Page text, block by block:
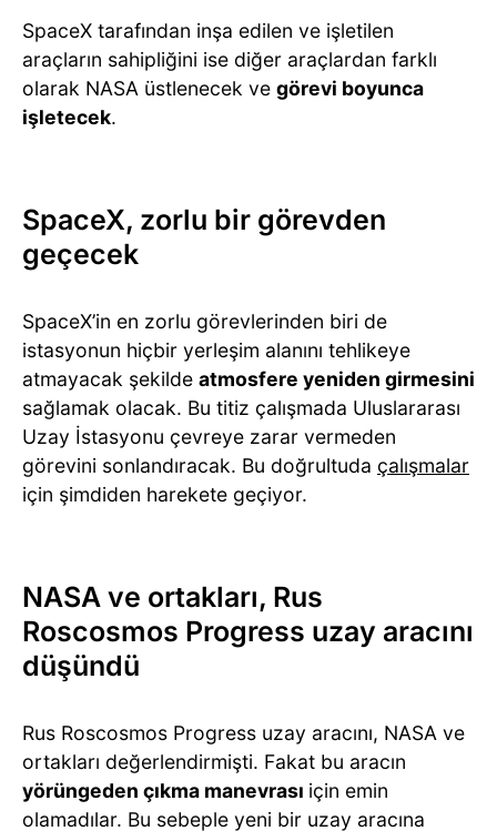
SpaceX tarafından inşa edilen ve işletilen
araçların sahipliğini ise diğer araçlardan farklı
olarak NASA üstlenecek ve görevi boyunca
işletecek.
SpaceX, zorlu bir görevden
geçecek
SpaceX’in en zorlu görevlerinden biri de
istasyonun hiçbir yerleşim alanını tehlikeye
atmayacak şekilde atmosfere yeniden girmesini
sağlamak olacak. Bu titiz çalışmada Uluslararası
Uzay İstasyonu çevreye zarar vermeden
görevini sonlandıracak. Bu doğrultuda çalışmalar
için şimdiden harekete geçiyor.
NASA ve ortakları, Rus
Roscosmos Progress uzay aracını
düşündü
Rus Roscosmos Progress uzay aracını, NASA ve
ortakları değerlendirmişti. Fakat bu aracın
yörüngeden çıkma manevrası için emin
olamadılar. Bu sebeple yeni bir uzay aracına